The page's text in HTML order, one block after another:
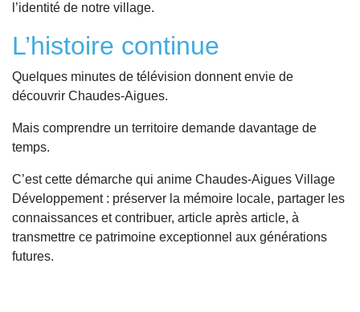
l’identité de notre village.
L’histoire continue
Quelques minutes de télévision donnent envie de
découvrir Chaudes-Aigues.
Mais comprendre un territoire demande davantage de
temps.
C’est cette démarche qui anime Chaudes-Aigues Village
Développement : préserver la mémoire locale, partager les
connaissances et contribuer, article après article, à
transmettre ce patrimoine exceptionnel aux générations
futures.